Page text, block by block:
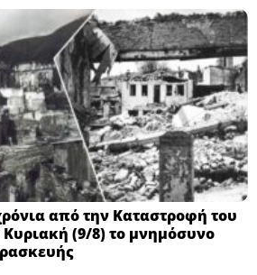
από την Καταστροφή του
(9/8) το μνημόσυνο